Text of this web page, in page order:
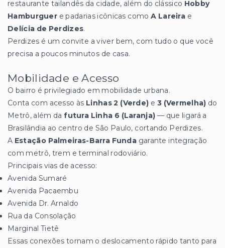
restaurante tailandês da cidade, além do clássico Hobby
Hamburguer e padarias icônicas comoA Lareira e
Delícia de Perdizes.
Perdizes é um convite a viver bem, com tudo o que você
precisa a poucos minutos de casa.
Mobilidade e Acesso
O bairro é privilegiado em mobilidade urbana.
Conta com acesso às Linhas 2 (Verde) e 3 (Vermelha) do
Metrô, além dafutura Linha 6 (Laranja) — que ligará a
Brasilândia ao centro de São Paulo, cortando Perdizes.
A Estação Palmeiras-Barra Funda garante integração
com metrô, trem e terminal rodoviário.
Principais vias de acesso:
Avenida Sumaré
Avenida Pacaembu
Avenida Dr. Arnaldo
Rua da Consolação
Marginal Tietê
Essas conexões tornam o deslocamento rápido tanto para